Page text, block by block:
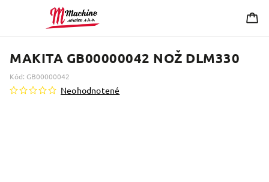
MAKITA GB00000042 NOŽ DLM330
Kód: GB00000042
Neohodnotené